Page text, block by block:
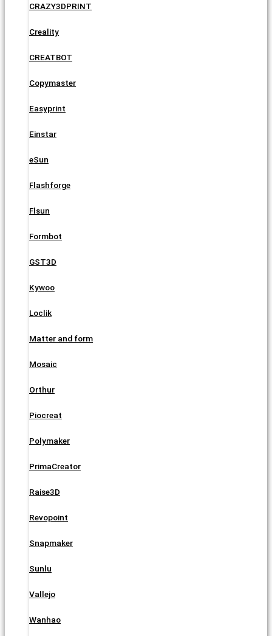
CRAZY3DPRINT
Creality
CREATBOT
Copymaster
Easyprint
Einstar
eSun
Flashforge
Flsun
Formbot
GST3D
Kywoo
Loclik
Matter and form
Mosaic
Orthur
Piocreat
Polymaker
PrimaCreator
Raise3D
Revopoint
Snapmaker
Sunlu
Vallejo
Wanhao